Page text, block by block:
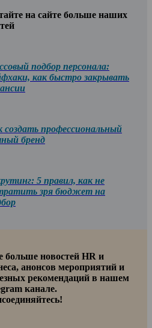
на сайте больше наших
подбор персонала:
как быстро закрывать
создать профессиональный
бренд
5 правил, как не
зря бюджет на
больше новостей HR и
анонсов мероприятий и
рекомендаций в нашем
канале.